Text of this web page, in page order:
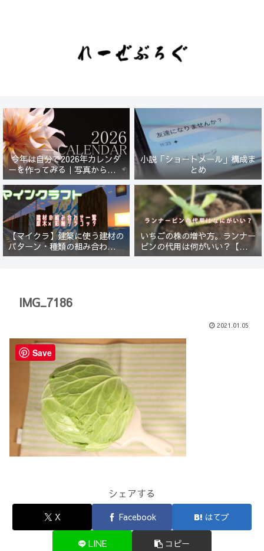
今年は自分で2026年カレンダ
ーを作ってみる｜写真から始ま
る小さなプロジェクト【一灯
花】
小説「ショートメール」構成ま
とめ
【マイクラ】建築に使う建材の
パターン・種類の組み合わせ一
覧！原木×彩釉テラコッタ編
いちごの株の増や方。ランナー
ピンの代用は何がいい？【５年
放置したイチゴは復活するの
IMG_7186
2021.01.05
シェアする
X Facebook はてブ
LINE コピー
Save